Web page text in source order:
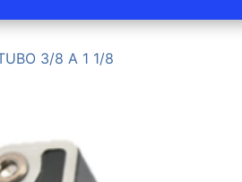
3/8 A 1 1/8